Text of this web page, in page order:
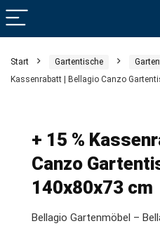
Start Gartentische
Kassenrabatt | Bellagio Canzo
+ 15 %
Canzo
140x80x73 cm
Bellagio Gartenmöbel –